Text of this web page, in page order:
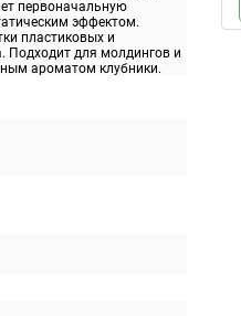
первоначальную
эффектом.
пластиковых и
Подходит для молдингов и
ароматом клубники.